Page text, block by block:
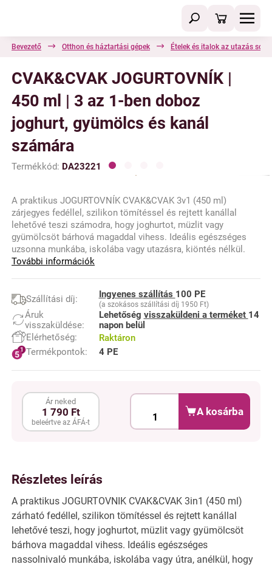
Bevezető Otthon és háztartási gépek Ételek és italok az utazás
CVAK&CVAK JOGURTOVNÍK |
450 ml | 3 az 1-ben doboz
joghurt, gyümölcs és kanál
számára
Termékkód: DA23221
A praktikus JOGURTOVNÍK CVAK&CVAK 3v1 (450 ml)
zárjegyes fedéllel, szilikon tömítéssel és rejtett kanállal
lehetővé teszi számodra, hogy joghurtot, müzlit vagy
gyümölcsöt bárhová magaddal vihess. Ideális egészséges
uzsonna munkába, iskolába vagy utazásra, kiöntés nélkül.
További információk
Szállítási díj: Ingyenes szállítás 100 PE
(a szokásos szállítási díj 1950 Ft)
Áruk
visszaküldése:
Lehetőség visszaküldeni a terméket 14
napon belül
Elérhetőség:
Raktáron
Termékpontok:
4 PE
Ár neked
1 790 Ft
beleértve az ÁFÁ-t
A kosárba
Részletes leírás
A praktikus JOGURTOVNIK CVAK&CVAK 3in1 (450 ml)
zárható fedéllel, szilikon tömítéssel és rejtett kanállal
lehetővé teszi, hogy joghurtot, müzlit vagy gyümölcsöt
bárhova magaddal vihess. Ideális egészséges
nassolnivaló munkába, iskolába vagy útra, anélkül, hogy